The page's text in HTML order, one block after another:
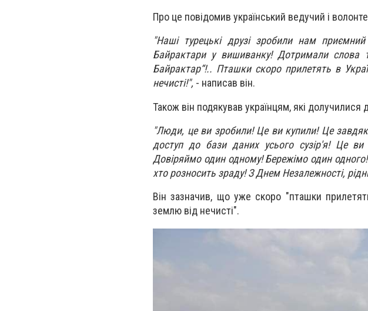
Про це повідомив український ведучий і
"Наші турецькі друзі зробили нам
Байрактари у вишиванку! Дотримали слова
Байрактар“!.. Пташки скоро прилетять в
нечисті!", - написав він.
Також він подякував українцям, які долучилися
"Люди, це ви зробили! Це ви купили! Це
доступ до бази даних усього сузір'я! Це
Довіряймо один одному! Бережімо один
хто розносить зраду! З Днем Незалежності,
Він зазначив, що уже скоро "пташки
землю від нечисті".